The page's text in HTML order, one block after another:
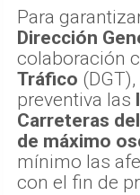
Para
Dirección
colaboración
Tráfico
preventiva las
Carreteras
de máximo
mínimo las
con el fin de